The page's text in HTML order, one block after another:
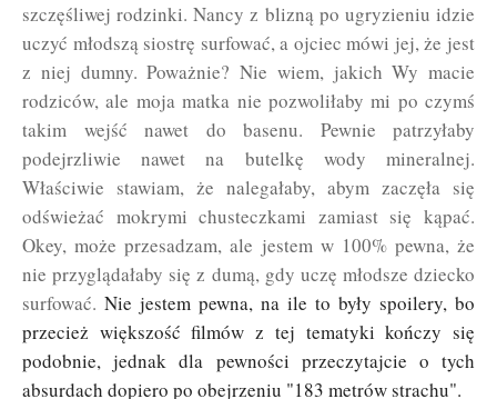
szczęśliwej rodzinki. Nancy z blizną po ugryzieniu idzie
uczyć młodszą siostrę surfować, a ojciec mówi jej, że jest
z niej dumny. Poważnie? Nie wiem, jakich Wy macie
rodziców, ale moja matka nie pozwoliłaby mi po czymś
takim wejść nawet do basenu. Pewnie patrzyłaby
podejrzliwie nawet na butelkę wody mineralnej.
Właściwie stawiam, że nalegałaby, abym zaczęła się
odświeżać mokrymi chusteczkami zamiast się kąpać.
Okey, może przesadzam, ale jestem w 100% pewna, że
nie przyglądałaby się z dumą, gdy uczę młodsze dziecko
surfować. Nie jestem pewna, na ile to były spoilery, bo
przecież większość filmów z tej tematyki kończy się
podobnie, jednak dla pewności przeczytajcie o tych
absurdach dopiero po obejrzeniu "183 metrów strachu".